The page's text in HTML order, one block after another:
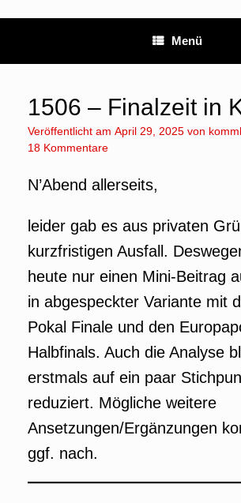
Menü
1506 – Finalzeit in
Veröffentlicht am April 29, 2025 von
18 Kommentare
N’Abend allerseits,
leider gab es aus privaten
kurzfristigen Ausfall.
heute nur einen Mini-Beitrag
in abgespeckter Variante mit
Pokal Finale und den
Halbfinals. Auch die Analyse
erstmals auf ein paar
reduziert. Mögliche weitere
Ansetzungen/Ergänzungen
ggf. nach.